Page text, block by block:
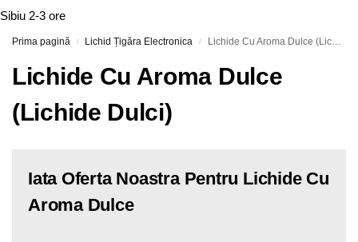
Sibiu 2-3 ore
Prima pagină / Lichid Țigăra Electronica / Lichide Cu Aroma Dulce (Lichide Dulci)
Lichide Cu Aroma Dulce
(Lichide Dulci)
Iata Oferta Noastra Pentru Lichide Cu
Aroma Dulce